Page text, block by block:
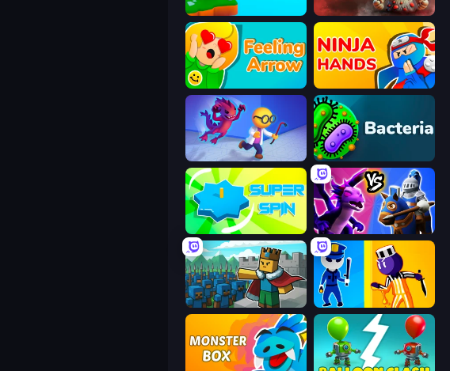
Monster Duel Monster Trainer: Catching Game
Feeling Arrow Ninja Hands
Bounce Out Bacteria
Super Spin Merge! Dragons vs Knights
Cube Commander